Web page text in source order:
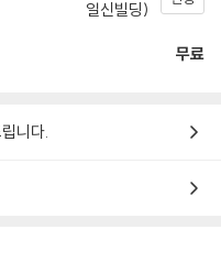
일신빌딩)
무료
니다.